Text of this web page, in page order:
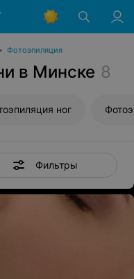
• Фотоэпиляция
в Минске 8
ног
Фильтры